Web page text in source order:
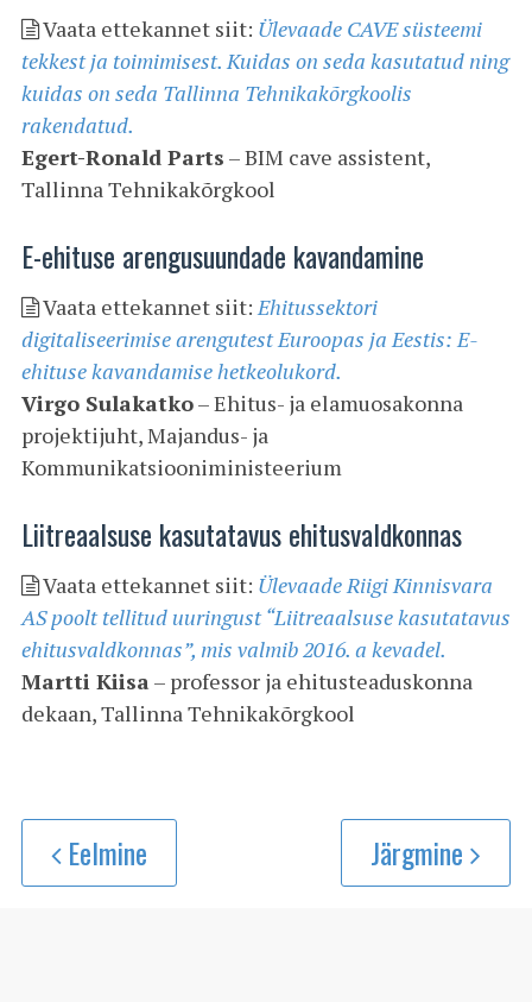
Vaata ettekannet siit: Ülevaade CAVE süsteemi
tekkest ja toimimisest. Kuidas on seda kasutatud ning
kuidas on seda Tallinna Tehnikakõrgkoolis
rakendatud.
Egert-Ronald Parts – BIM cave assistent,
Tallinna Tehnikakõrgkool
E-ehituse arengusuundade kavandamine
Vaata ettekannet siit: Ehitussektori
digitaliseerimise arengutest Euroopas ja Eestis: E-
ehituse kavandamise hetkeolukord.
Virgo Sulakatko– Ehitus- ja elamuosakonna
projektijuht, Majandus- ja
Kommunikatsiooniministeerium
Liitreaalsuse kasutatavus ehitusvaldkonnas
Vaata ettekannet siit: Ülevaade Riigi Kinnisvara
AS poolt tellitud uuringust “Liitreaalsuse kasutatavus
ehitusvaldkonnas”, mis valmib 2016. a kevadel.
Martti Kiisa – professor ja ehitusteaduskonna
dekaan, Tallinna Tehnikakõrgkool
Eelmine Järgmine